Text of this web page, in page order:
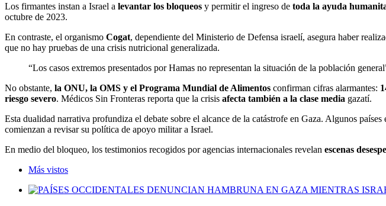
Los firmantes instan a Israel a levantar los bloqueos y permitir el ingreso de toda la ayuda
octubre de 2023.
En contraste, el organismo Cogat, dependiente del Ministerio de Defensa israelí, asegura haber
que no hay pruebas de una crisis nutricional generalizada.
“Los casos extremos presentados por Hamas no representan la situación de la población
No obstante, la ONU, la OMS y el Programa Mundial de Alimentos confirman cifras alarmantes:
riesgo severo. Médicos Sin Fronteras reporta que la crisis afecta también a la clase media gazatí.
Esta dualidad narrativa profundiza el debate sobre el alcance de la catástrofe en Gaza. Algunos países
comienzan a revisar su política de apoyo militar a Israel.
En medio del bloqueo, los testimonios recogidos por agencias internacionales revelan escenas
Más vistos